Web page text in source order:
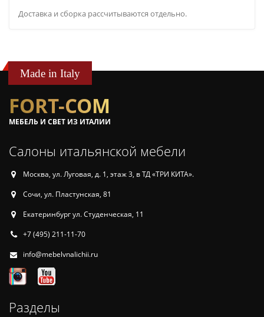
Доставка и сборка рассчитываются отдельно.
Made in Italy
FORT-COM
МЕБЕЛЬ И СВЕТ ИЗ ИТАЛИИ
Салоны итальянской мебели
Москва, ул. Луговая, д. 1, этаж 3, в ТД «ТРИ КИТА».
Сочи, ул. Пластунская, 81
Екатеринбург ул. Студенческая, 11
+7 (495) 211-11-70
info@mebelvnalichii.ru
Разделы